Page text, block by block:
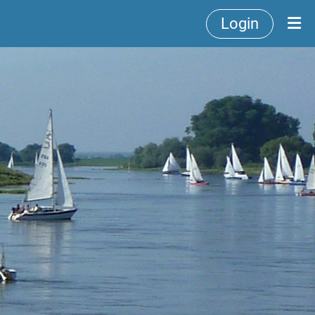
Login